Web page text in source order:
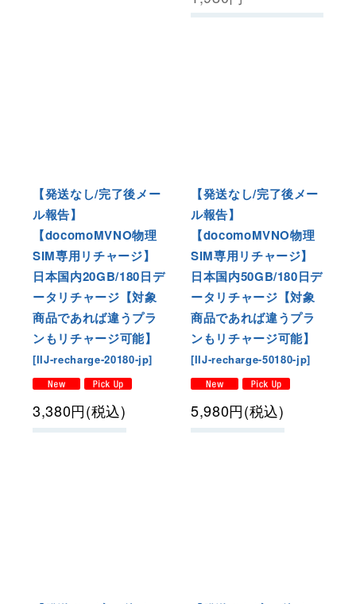
【発送なし/完了後メー
ル報告】
【docomoMVNO物理
SIM専用リチャージ】
日本国内20GB/180日デ
ータリチャージ【対象
商品であれば違うプラ
ンもリチャージ可能】
[IIJ-recharge-20180-jp]
3,380円(税込)
【発送なし/完了後メー
ル報告】
【docomoMVNO物理
SIM専用リチャージ】
日本国内50GB/180日デ
ータリチャージ【対象
商品であれば違うプラ
ンもリチャージ可能】
[IIJ-recharge-50180-jp]
5,980円(税込)